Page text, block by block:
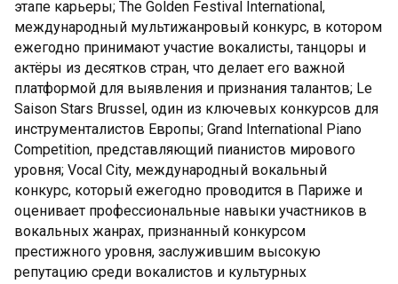
этапе карьеры; The Golden Festival International,
международный мультижанровый конкурс, в котором
ежегодно принимают участие вокалисты, танцоры и
актёры из десятков стран, что делает его важной
платформой для выявления и признания талантов; Le
Saison Stars Brussel, один из ключевых конкурсов для
инструменталистов Европы; Grand International Piano
Competition, представляющий пианистов мирового
уровня; Vocal City, международный вокальный
конкурс, который ежегодно проводится в Париже и
оценивает профессиональные навыки участников в
вокальных жанрах, признанный конкурсом
престижного уровня, заслужившим высокую
репутацию среди вокалистов и культурных